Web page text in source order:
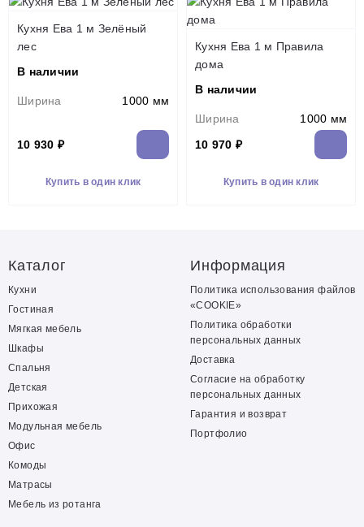
Кухня Ева 1 м Зелёный
лес
В наличии
Ширина 1000 мм
10 930 ₽
Купить в один клик
Кухня Ева 1 м Правила
дома
В наличии
Ширина
1000 мм
10 970 ₽
Купить в один клик
Каталог
Кухни
Гостиная
Мягкая мебель
Шкафы
Спальня
Детская
Прихожая
Модульная мебель
Офис
Комоды
Матрасы
Мебель из ротанга
Информация
Политика использования файлов
«COOKIE»
Политика обработки
персональных данных
Доставка
Согласие на обработку
персональных данных
Гарантия и возврат
Портфолио